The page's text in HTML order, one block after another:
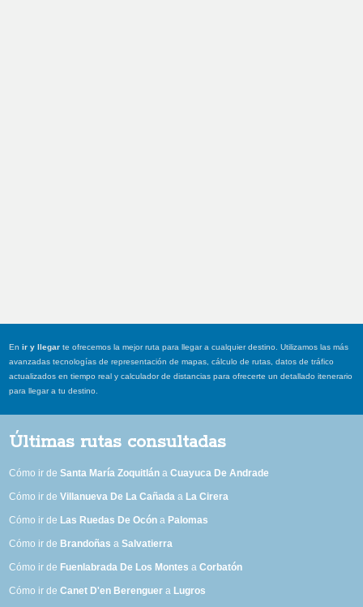
Enir y llegar te ofrecemos la mejor ruta para llegar a cualquier destino. Utilizamos las más
avanzadas tecnologías de representación de mapas, cálculo de rutas, datos de tráfico
actualizados en tiempo real y calculador de distancias para ofrecerte un detallado itenerario
para llegar a tu destino.
Últimas rutas consultadas
Cómo ir deSanta María Zoquitlán aCuayuca De Andrade
Cómo ir deVillanueva De La Cañada a La Cirera
Cómo ir de Las Ruedas De Ocón a Palomas
Cómo ir de Brandoñas aSalvatierra
Cómo ir de Fuenlabrada De Los Montes aCorbatón
Cómo ir deCanet D'en Berenguer a Lugros